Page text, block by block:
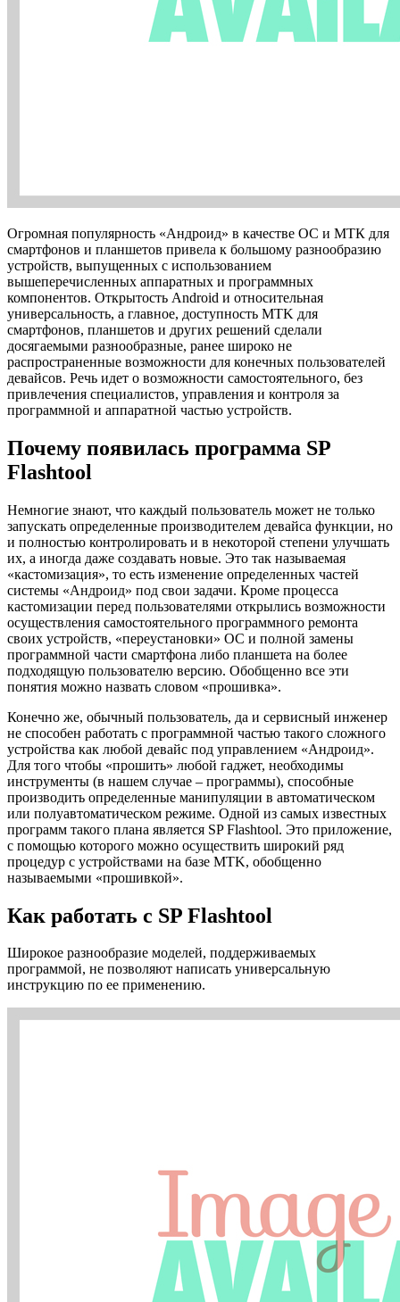
Огромная популярность «Андроид» в качестве ОС и МТК для
смартфонов и планшетов привела к большому разнообразию
устройств, выпущенных с использованием
вышеперечисленных аппаратных и программных
компонентов. Открытость Android и относительная
универсальность, а главное, доступность MTK для
смартфонов, планшетов и других решений сделали
досягаемыми разнообразные, ранее широко не
распространенные возможности для конечных пользователей
девайсов. Речь идет о возможности самостоятельного, без
привлечения специалистов, управления и контроля за
программной и аппаратной частью устройств.
Почему появилась программа SP
Flashtool
Немногие знают, что каждый пользователь может не только
запускать определенные производителем девайса функции, но
и полностью контролировать и в некоторой степени улучшать
их, а иногда даже создавать новые. Это так называемая
«кастомизация», то есть изменение определенных частей
системы «Андроид» под свои задачи. Кроме процесса
кастомизации перед пользователями открылись возможности
осуществления самостоятельного программного ремонта
своих устройств, «переустановки» ОС и полной замены
программной части смартфона либо планшета на более
подходящую пользователю версию. Обобщенно все эти
понятия можно назвать словом «прошивка».
Конечно же, обычный пользователь, да и сервисный инженер
не способен работать с программной частью такого сложного
устройства как любой девайс под управлением «Андроид».
Для того чтобы «прошить» любой гаджет, необходимы
инструменты (в нашем случае – программы), способные
производить определенные манипуляции в автоматическом
или полуавтоматическом режиме. Одной из самых известных
программ такого плана является SP Flashtool. Это приложение,
с помощью которого можно осуществить широкий ряд
процедур с устройствами на базе MTK, обобщенно
называемыми «прошивкой».
Как работать с SP Flashtool
Широкое разнообразие моделей, поддерживаемых
программой, не позволяют написать универсальную
инструкцию по ее применению.